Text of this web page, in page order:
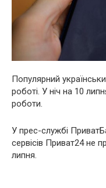
Популярний
роботі. У ніч на 10
роботи.
У прес-службі
сервісів Приват24 не
липня.